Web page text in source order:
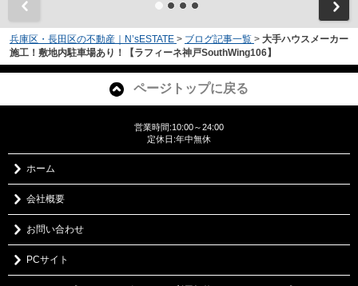
兵庫区・長田区の不動産｜N’sESTATE > ブログ記事一覧 > 大手ハウスメーカー
施工！敷地内駐車場あり！【ラフィーネ神戸SouthWing106】
ページトップに戻る
営業時間:10:00～24:00
定休日:年中無休
ホーム
会社概要
お問い合わせ
PCサイト